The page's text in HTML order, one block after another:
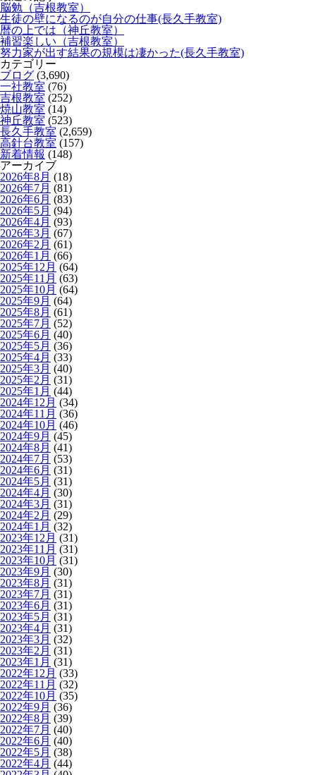
脳勉（吉根教室）
生徒の壁になるのが自分の仕事(長久手教室)
暦の上では（神丘教室）
補習楽しい（吉根教室）
努力家が出す結果の規模は凄かった(長久手教室)
カテゴリー
ブログ (3,690)
一社教室 (76)
吉根教室 (252)
焼山教室 (14)
神丘教室 (523)
長久手教室 (2,659)
高針台教室 (157)
新着情報 (148)
アーカイブ
2026年8月 (18)
2026年7月 (81)
2026年6月 (83)
2026年5月 (94)
2026年4月 (93)
2026年3月 (67)
2026年2月 (61)
2026年1月 (66)
2025年12月 (64)
2025年11月 (63)
2025年10月 (64)
2025年9月 (64)
2025年8月 (61)
2025年7月 (52)
2025年6月 (40)
2025年5月 (36)
2025年4月 (33)
2025年3月 (40)
2025年2月 (31)
2025年1月 (44)
2024年12月 (34)
2024年11月 (36)
2024年10月 (46)
2024年9月 (45)
2024年8月 (41)
2024年7月 (53)
2024年6月 (31)
2024年5月 (31)
2024年4月 (30)
2024年3月 (31)
2024年2月 (29)
2024年1月 (32)
2023年12月 (31)
2023年11月 (31)
2023年10月 (31)
2023年9月 (30)
2023年8月 (31)
2023年7月 (31)
2023年6月 (31)
2023年5月 (31)
2023年4月 (31)
2023年3月 (32)
2023年2月 (31)
2023年1月 (31)
2022年12月 (33)
2022年11月 (32)
2022年10月 (35)
2022年9月 (36)
2022年8月 (39)
2022年7月 (40)
2022年6月 (40)
2022年5月 (38)
2022年4月 (44)